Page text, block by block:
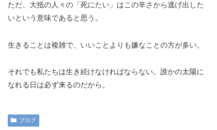
ただ、大抵の人々の「死にたい」はこの辛さから逃げ出した
いという意味であると思う。
生きることは複雑で、いいことよりも嫌なことの方が多い。
それでも私たちは生き続けなければならない。誰かの太陽に
なれる日は必ず来るのだから。
ブログ